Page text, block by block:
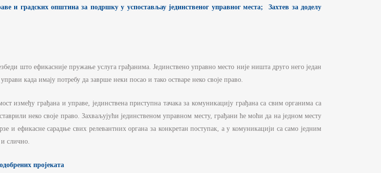
И
и градских општина за подршку у успостављау јединственог управног места;Захтев за доделу
што ефикасније пружање услуга грађанима. Јединствено управно место није ништа друго него један
када имају потребу да заврше неки посао и тако остваре неко своје право.
између грађана и управе, јединствена приступна тачака за комуникацију грађана са свим органима са
неко своје право. Захваљујући јединственом управном месту, грађани ће моћи да на једном месту
и ефикасне сарадње свих релевантних органа за конкретан поступак, а у комуникацији са само једним
слично.
пројеката